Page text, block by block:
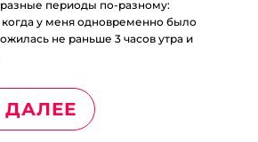
периоды по-разному:
у меня одновременно было
не раньше 3 часов утра и
ДАЛЕЕ